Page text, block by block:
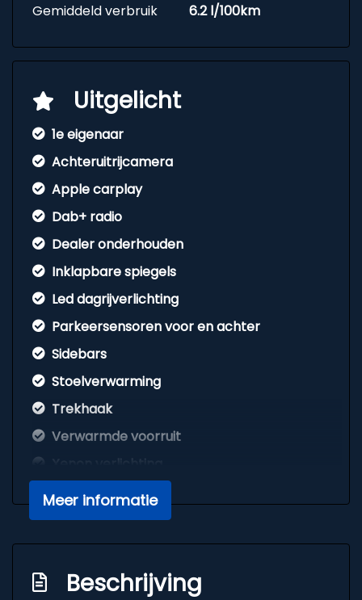
Gemiddeld verbruik
6.2 l/100km
Uitgelicht
1e eigenaar
Achteruitrijcamera
Apple carplay
Dab+ radio
Dealer onderhouden
Inklapbare spiegels
Led dagrijverlichting
Parkeersensoren voor en achter
Sidebars
Stoelverwarming
Trekhaak
Verwarmde voorruit
Xenon verlichting
Exterieur
Buitenspiegels verwarmbaar
Meer informatie
Beschrijving